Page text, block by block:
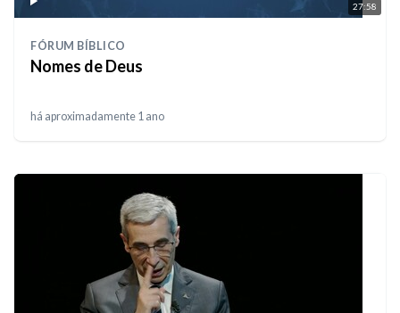
27:58
FÓRUM BÍBLICO
Nomes de Deus
há aproximadamente 1 ano